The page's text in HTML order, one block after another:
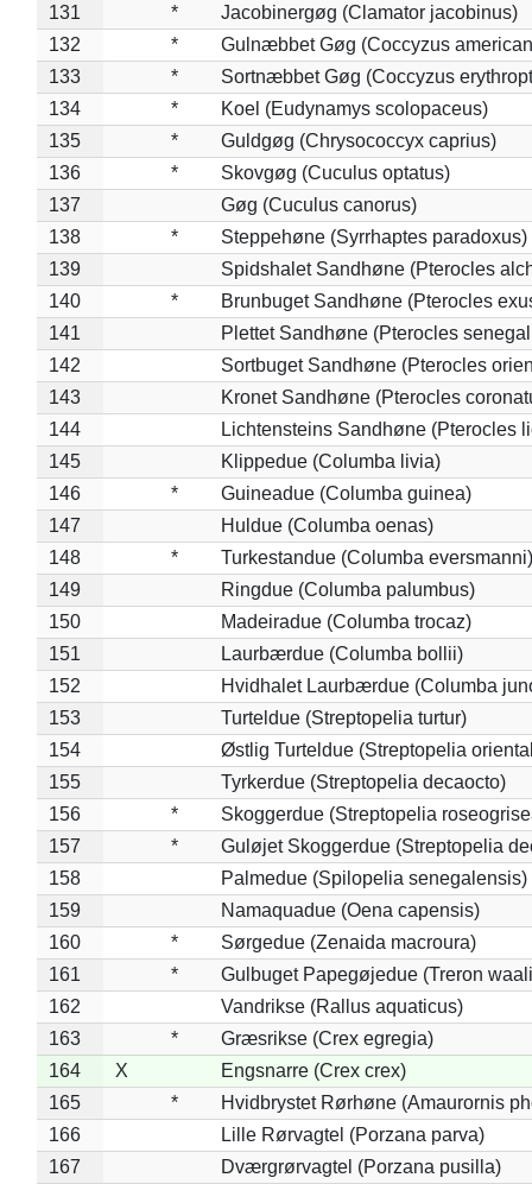
131
*
Jacobinergøg (Clamator jacobinus)
132
*
Gulnæbbet Gøg (Coccyzus
133
*
Sortnæbbet Gøg (Coccyzus
134
*
Koel (Eudynamys scolopaceus)
135
*
Guldgøg (Chrysococcyx caprius)
136
*
Skovgøg (Cuculus optatus)
137
Gøg (Cuculus canorus)
138
*
Steppehøne (Syrrhaptes paradoxus)
139
Spidshalet Sandhøne (Pterocles
140
*
Brunbuget Sandhøne (Pterocles
141
Plettet Sandhøne (Pterocles
142
Sortbuget Sandhøne (Pterocles
143
Kronet Sandhøne (Pterocles
144
Lichtensteins Sandhøne (Pterocles
145
Klippedue (Columba livia)
146
*
Guineadue (Columba guinea)
147
Huldue (Columba oenas)
148
*
Turkestandue (Columba eversmanni)
149
Ringdue (Columba palumbus)
150
Madeiradue (Columba trocaz)
151
Laurbærdue (Columba bollii)
152
Hvidhalet Laurbærdue (Columba
153
Turteldue (Streptopelia turtur)
154
Østlig Turteldue (Streptopelia
155
Tyrkerdue (Streptopelia decaocto)
156
*
Skoggerdue (Streptopelia
157
*
Guløjet Skoggerdue (Streptopelia
158
Palmedue (Spilopelia senegalensis)
159
Namaquadue (Oena capensis)
160
*
Sørgedue (Zenaida macroura)
161
*
Gulbuget Papegøjedue (Treron
162
Vandrikse (Rallus aquaticus)
163
*
Græsrikse (Crex egregia)
164
X
Engsnarre (Crex crex)
165
*
Hvidbrystet Rørhøne (Amaurornis
166
Lille Rørvagtel (Porzana parva)
167
Dværgrørvagtel (Porzana pusilla)